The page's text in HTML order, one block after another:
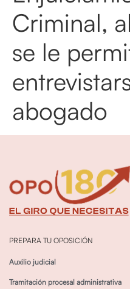
Criminal,
se le
abogado
PREPARA TU OPOSICIÓN
Auxilio judicial
Tramitación procesal administrativa